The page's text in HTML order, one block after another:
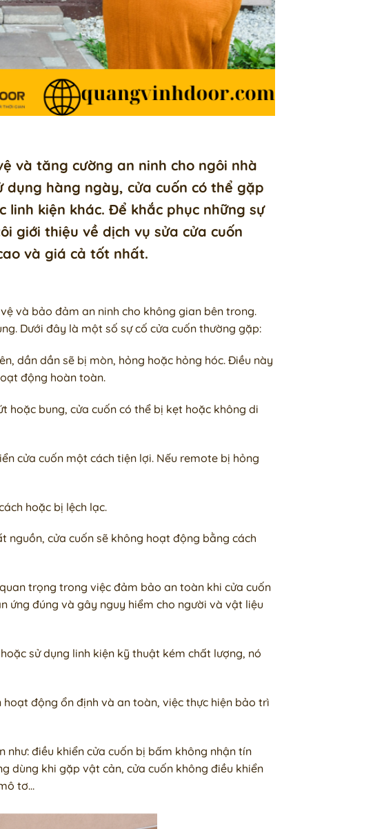
và tăng cường an ninh cho ngôi nhà
dụng hàng ngày, cửa cuốn có thể gặp
kiện khác. Để khắc phục những sự
giới thiệu về dịch vụ sửa cửa cuốn
và giá cả tốt nhất.
và bảo đảm an ninh cho không gian bên trong.
Dưới đây là một số sự cố cửa cuốn thường gặp:
dần dần sẽ bị mòn, hỏng hoặc hỏng hóc. Điều này
động hoàn toàn.
hoặc bung, cửa cuốn có thể bị kẹt hoặc không di
cửa cuốn một cách tiện lợi. Nếu remote bị hỏng
hoặc bị lệch lạc.
cửa cuốn sẽ không hoạt động bằng cách
trọng trong việc đảm bảo an toàn khi cửa cuốn
ứng đúng và gây nguy hiểm cho người và vật liệu
sử dụng linh kiện kỹ thuật kém chất lượng, nó
động ổn định và an toàn, việc thực hiện bảo trì
như: điều khiển cửa cuốn bị bấm không nhận tín
dùng khi gặp vật cản, cửa cuốn không điều khiển
tơ…